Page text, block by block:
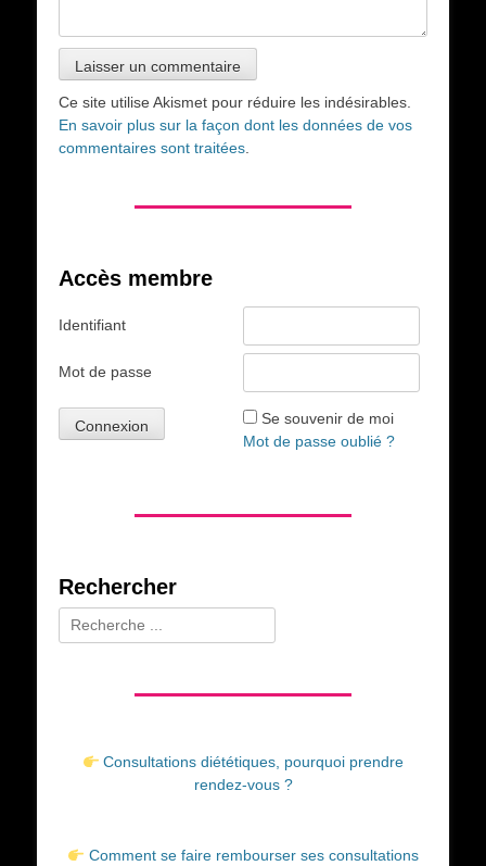
Ce site utilise Akismet pour réduire les indésirables.
En savoir plus sur la façon dont les données de vos
commentaires sont traitées
Accès membre
Identifiant
Mot de passe
Se souvenir de moi
Mot de passe oublié ?
Rechercher
Rechercher :
Consultations diététiques, pourquoi prendre
rendez-vous ?
Comment se faire rembourser ses consultations